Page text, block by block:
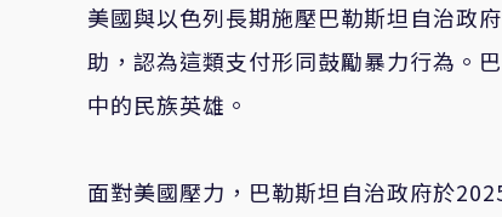
美國與以色列長期施壓巴勒斯坦自治政
助，認為這類支付形同鼓勵暴力行為。
中的民族英雄。
面對美國壓力，巴勒斯坦自治政府於